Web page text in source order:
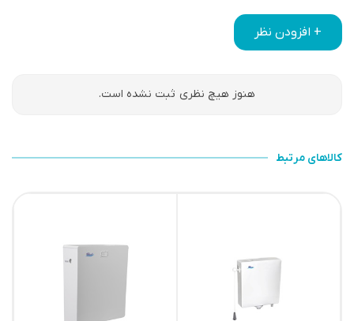
+ افزودن نظر
هنوز هیچ نظری ثبت نشده است.
کالاهای مرتبط